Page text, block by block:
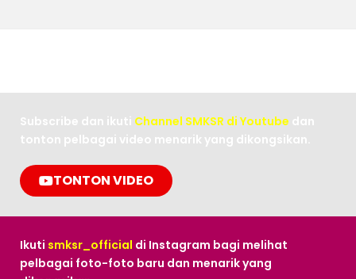
Subscribe dan ikuti Channel SMKSR di Youtube dan
tonton pelbagai video menarik yang dikongsikan.
TONTON VIDEO
Ikuti smksr_official di Instagram bagi melihat
pelbagai foto-foto baru dan menarik yang